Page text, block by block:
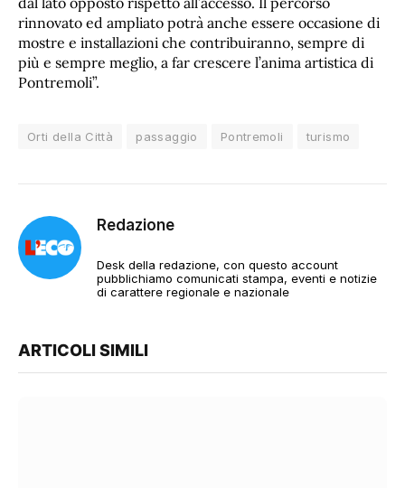
rinnovato ed ampliato potrà anche essere occasione di
mostre e installazioni che contribuiranno, sempre di
più e sempre meglio, a far crescere l’anima artistica di
Pontremoli”.
Orti della Città passaggio Pontremoli turismo
Redazione
Desk della redazione, con questo account
pubblichiamo comunicati stampa, eventi e notizie
di carattere regionale e nazionale
ARTICOLI SIMILI